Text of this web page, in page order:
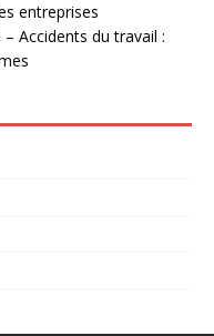
entreprises
Accidents du travail :